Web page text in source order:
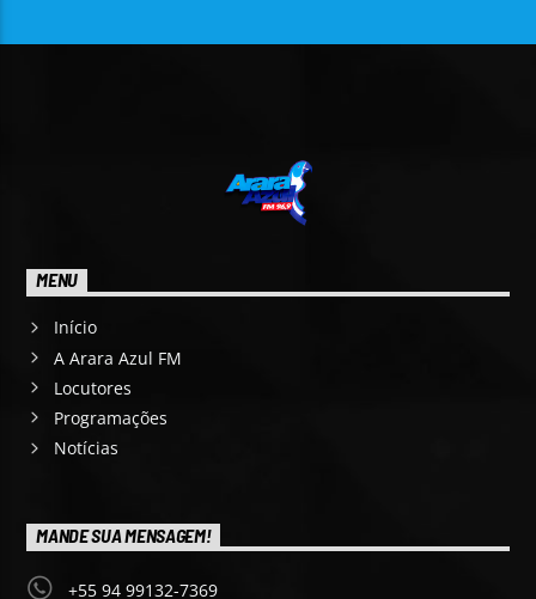
MENU
Início
A Arara Azul FM
Locutores
Programações
Notícias
MANDE SUA MENSAGEM!
+55 94 99132-7369